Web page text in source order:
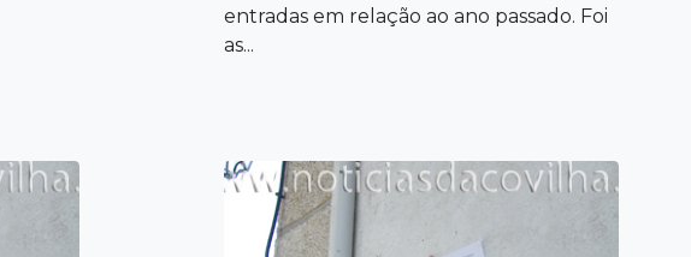
entradas em relação ao ano passado. Foi
as...